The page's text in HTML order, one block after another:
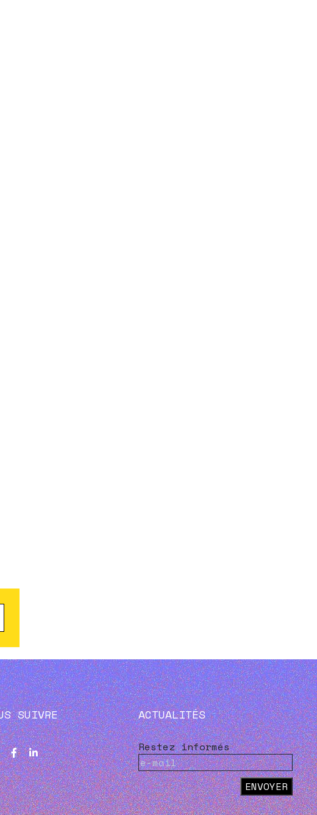
SUIVRE ACTUALITÉS
Restez informés
ENVOYER